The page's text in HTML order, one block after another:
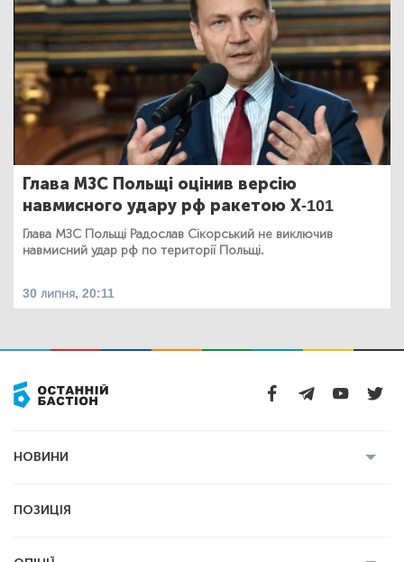
Глава МЗС Польщі оцінив версію
навмисного удару рф ракетою Х-101
Глава МЗС Польщі Радослав Сікорський не виключив
навмисний удар рф по території Польщі.
30 липня, 20:11
НОВИНИ
ПОЗИЦІЯ